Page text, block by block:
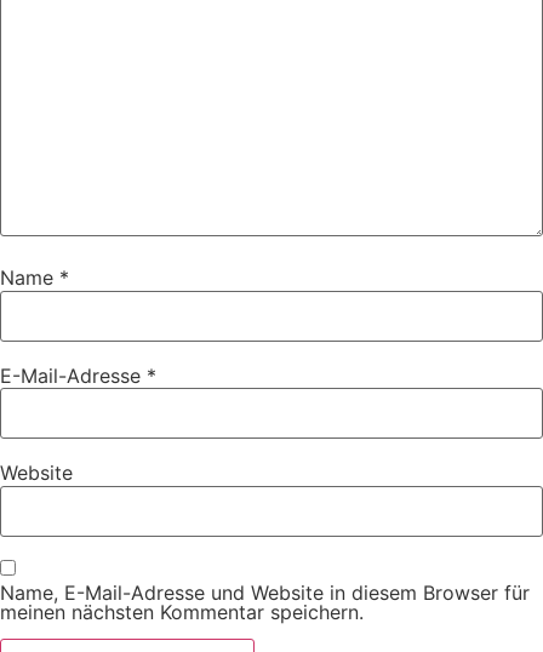
Name *
E-Mail-Adresse *
Website
Name, E-Mail-Adresse und Website in diesem Browser für
meinen nächsten Kommentar speichern.